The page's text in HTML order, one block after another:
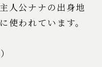
人公ナナの出身地
使われています。